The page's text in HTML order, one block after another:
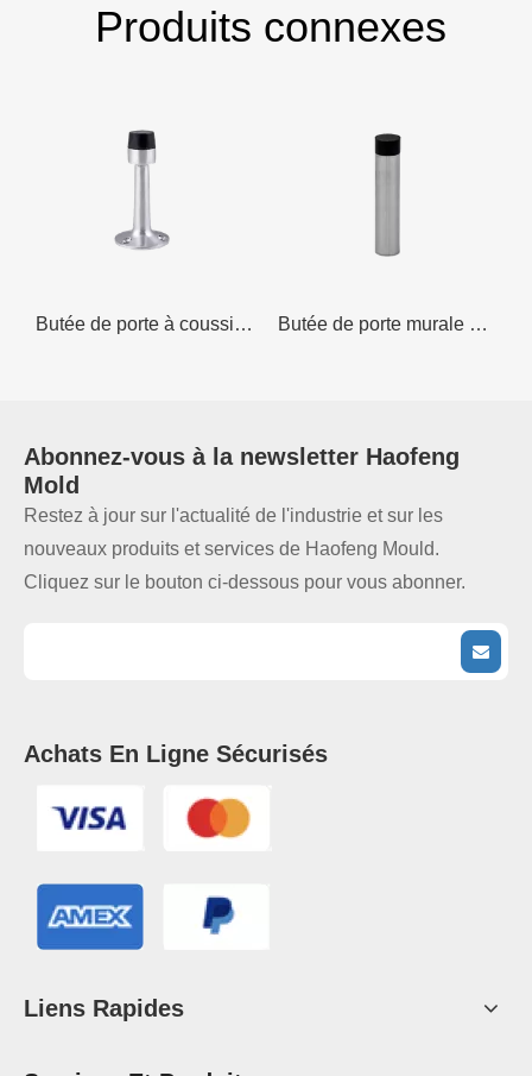
Produits connexes
Butée de porte à coussin Trio Given 75 mm Butée de porte murale pour la protection des carreaux
Abonnez-vous à la newsletter Haofeng
Mold
Restez à jour sur l'actualité de l'industrie et sur les
nouveaux produits et services de Haofeng Mould.
Cliquez sur le bouton ci-dessous pour vous abonner.
Achats En Ligne Sécurisés
Liens Rapides